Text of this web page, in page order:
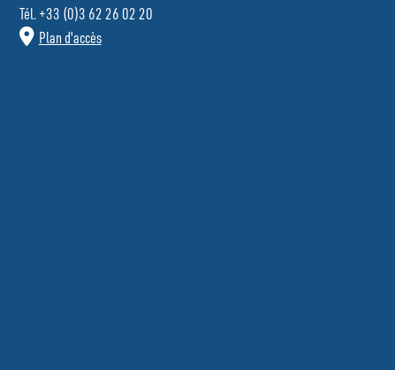
Tél. +33 (0)3 62 26 02 20
Plan d'accès